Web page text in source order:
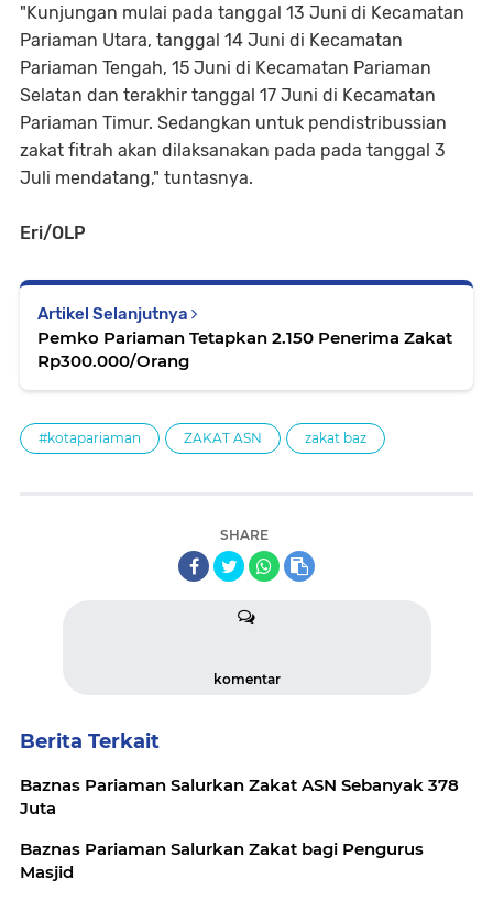
"Kunjungan mulai pada tanggal 13 Juni di Kecamatan
Pariaman Utara, tanggal 14 Juni di Kecamatan
Pariaman Tengah, 15 Juni di Kecamatan Pariaman
Selatan dan terakhir tanggal 17 Juni di Kecamatan
Pariaman Timur. Sedangkan untuk pendistribussian
zakat fitrah akan dilaksanakan pada pada tanggal 3
Juli mendatang," tuntasnya.
Eri/OLP
Artikel Selanjutnya
Pemko Pariaman Tetapkan 2.150 Penerima Zakat
Rp300.000/Orang
#kotapariaman ZAKAT ASN zakat baz
SHARE
komentar
Berita Terkait
Baznas Pariaman Salurkan Zakat ASN Sebanyak 378
Juta
Baznas Pariaman Salurkan Zakat bagi Pengurus
Masjid